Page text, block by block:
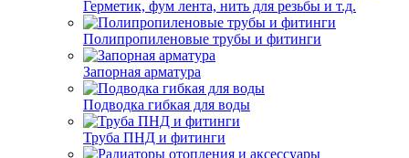
Герметик, фум лента, нить для резьбы и т.д.
Полипропиленовые трубы и фитинги
Запорная арматура
Подводка гибкая для воды
Труба ПНД и фитинги